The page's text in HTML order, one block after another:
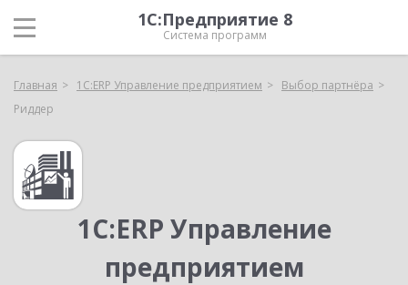
1С:Предприятие 8
Система программ
Главная 1С:ERP Управление предприятием
Выбор партнёра
Риддер
1С:ERP Управление
предприятием